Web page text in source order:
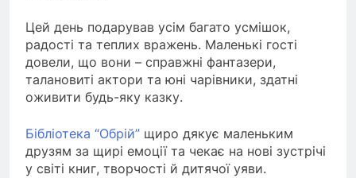
Цей день подарував усім багато усмішок,
радості та теплих вражень. Маленькі гості
довели, що вони – справжні фантазери,
талановиті актори та юні чарівники, здатні
оживити будь-яку казку.
Бібліотека “Обрій” щиро дякує маленьким
друзям за щирі емоції та чекає на нові зустрічі
у світі книг, творчості й дитячої уяви.